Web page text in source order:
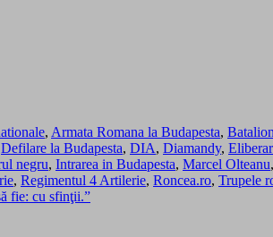
, Armata Romana la Budapesta,
Defilare la Budapesta, DIA, Diamandy,
negru, Intrarea in Budapesta, Marcel Olteanu,
, Regimentul 4 Artilerie, Roncea.ro, Trupele
fie: cu sfinţii.”